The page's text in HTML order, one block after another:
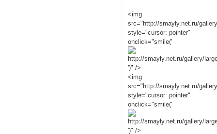
<img
src="http://smayly.net.ru/
style="cursor: pointer"
onclick="smile('
')" />
<img
src="http://smayly.net.ru/
style="cursor: pointer"
onclick="smile('
')" />